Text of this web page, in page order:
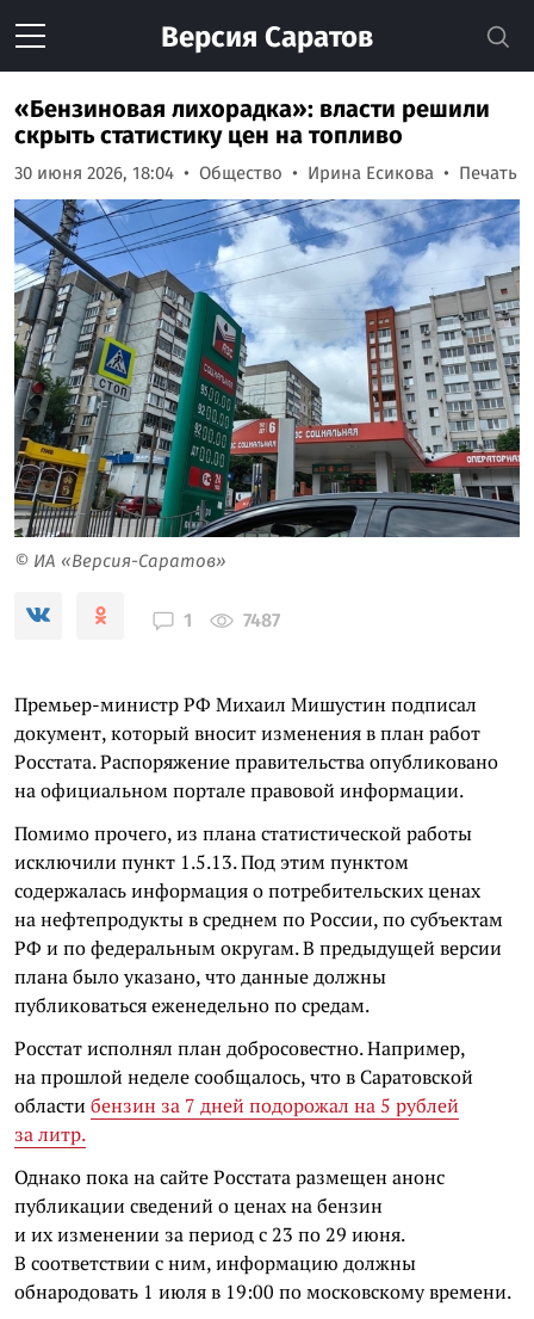
Версия Саратов
«Бензиновая лихорадка»: власти решили
скрыть статистику цен на топливо
30 июня 2026, 18:04 Общество Ирина Есикова Печать
© ИА «Версия-Саратов»
1 7487
Премьер-министр РФ Михаил Мишустин подписал
документ, который вносит изменения в план работ
Росстата. Распоряжение правительства опубликовано
на официальном портале правовой информации.
Помимо прочего, из плана статистической работы
исключили пункт 1.5.13. Под этим пунктом
содержалась информация о потребительских ценах
на нефтепродукты в среднем по России, по субъектам
РФ и по федеральным округам. В предыдущей версии
плана было указано, что данные должны
публиковаться еженедельно по средам.
Росстат исполнял план добросовестно. Например,
на прошлой неделе сообщалось, что в Саратовской
области бензин за 7 дней подорожал на 5 рублей
за литр.
Однако пока на сайте Росстата размещен анонс
публикации сведений о ценах на бензин
и их изменении за период с 23 по 29 июня.
В соответствии с ним, информацию должны
обнародовать 1 июля в 19:00 по московскому времени.